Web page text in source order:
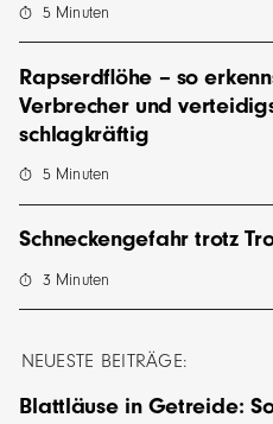
5 Minuten
Rapserdflöhe – so
Verbrecher und
schlagkräftig
5 Minuten
Schneckengefahr trotz
3 Minuten
NEUESTE BEITRÄGE:
Blattläuse in Getreide: